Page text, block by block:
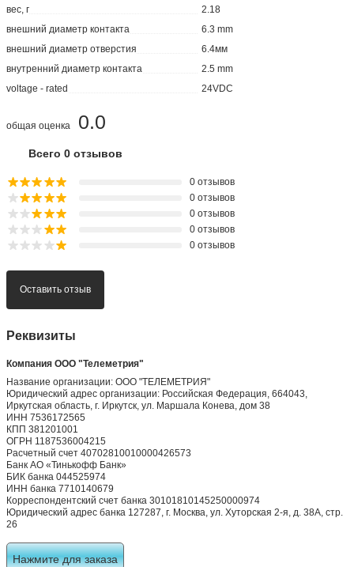
вес, г
2.18
внешний диаметр контакта
6.3 mm
внешний диаметр отверстия
6.4мм
внутренний диаметр контакта
2.5 mm
voltage - rated
24VDC
0.0
общая оценка
Всего 0 отзывов
0 отзывов
0 отзывов
0 отзывов
0 отзывов
0 отзывов
Оставить отзыв
Реквизиты
Компания ООО "Телеметрия"
Название организации: ООО "ТЕЛЕМЕТРИЯ"
Юридический адрес организации: Российская Федерация, 664043,
Иркутская область, г. Иркутск, ул. Маршала Конева, дом 38
ИНН 7536172565
КПП 381201001
ОГРН 1187536004215
Расчетный счет 40702810010000426573
Банк АО «Тинькофф Банк»
БИК банка 044525974
ИНН банка 7710140679
Корреспондентский счет банка 30101810145250000974
Юридический адрес банка 127287, г. Москва, ул. Хуторская 2-я, д. 38А, стр.
26
Нажмите для заказа